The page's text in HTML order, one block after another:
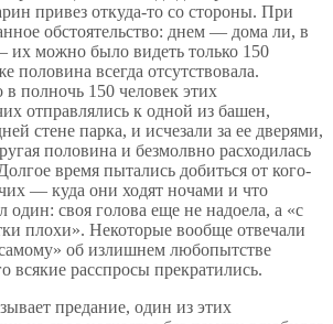
привез откуда-то со стороны. При
обстоятельство: днем — дома ли, в
их можно было видеть только 150
половина всегда отсутствовала.
полночь 150 человек этих
отправлялись к одной из башен,
стене парка, и исчезали за ее дверями,
половина и безмолвно расходилась
время пытались добиться от кого-
— куда они ходят ночами и что
один: своя голова еще не надоела, а «с
плохи». Некоторые вообще отвечали
об излишнем любопытстве
всякие расспросы прекратились.
предание, один из этих